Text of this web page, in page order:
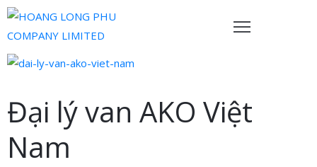
Đại lý van AKO Việt
Nam